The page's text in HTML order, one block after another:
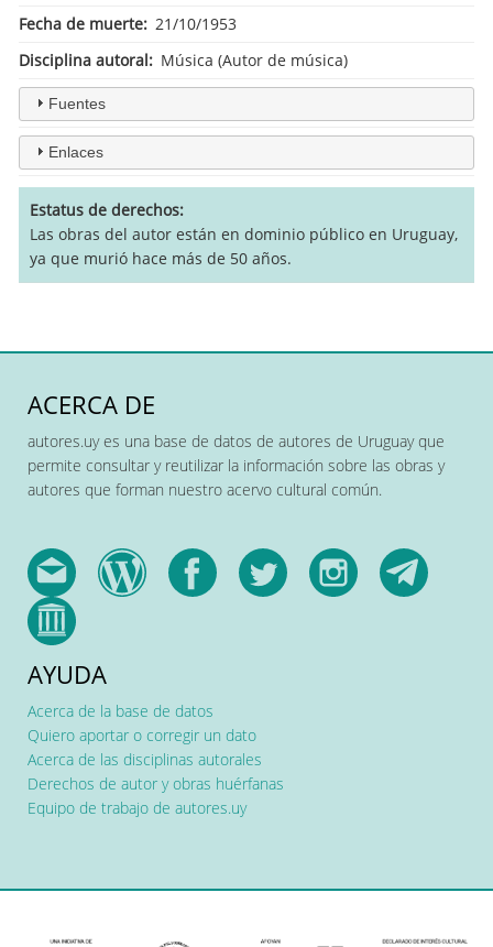
Fecha de muerte
21/10/1953
Disciplina autoral
Música (Autor de música)
Fuentes
Enlaces
Estatus de derechos
Las obras del autor están en dominio público en Uruguay,
ya que murió hace más de 50 años.
ACERCA DE
autores.uy es una base de datos de autores de Uruguay que
permite consultar y reutilizar la información sobre las obras y
autores que forman nuestro acervo cultural común.
AYUDA
Acerca de la base de datos
Quiero aportar o corregir un dato
Acerca de las disciplinas autorales
Derechos de autor y obras huérfanas
Equipo de trabajo de autores.uy